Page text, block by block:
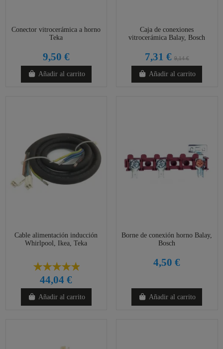
Conector vitrocerámica a horno
Teka
9,50 €
Añadir al carrito
Caja de conexiones
vitrocerámica Balay, Bosch
7,31 € 9,14 €
Añadir al carrito
Cable alimentación inducción
Whirlpool, Ikea, Teka
44,04 €
Añadir al carrito
Borne de conexión horno Balay,
Bosch
4,50 €
Añadir al carrito